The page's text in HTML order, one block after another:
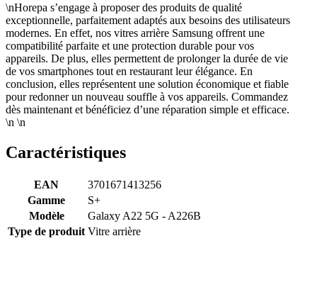
\nHorepa s’engage à proposer des produits de qualité
exceptionnelle, parfaitement adaptés aux besoins des utilisateurs
modernes. En effet, nos vitres arrière Samsung offrent une
compatibilité parfaite et une protection durable pour vos
appareils. De plus, elles permettent de prolonger la durée de vie
de vos smartphones tout en restaurant leur élégance. En
conclusion, elles représentent une solution économique et fiable
pour redonner un nouveau souffle à vos appareils. Commandez
dès maintenant et bénéficiez d’une réparation simple et efficace.
\n \n
Caractéristiques
EAN
3701671413256
Gamme
S+
Modèle
Galaxy A22 5G - A226B
Type de produit Vitre arrière